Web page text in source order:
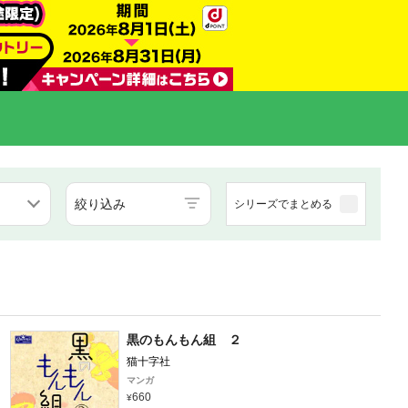
絞り込み シリーズでまとめる
黒のもんもん組 ２
猫十字社
マンガ
660